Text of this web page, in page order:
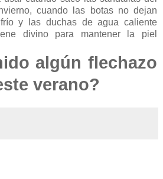
cuando las botas no dejan
y las duchas de agua caliente
divino para mantener la piel
algún flechazo
verano?